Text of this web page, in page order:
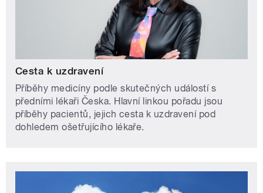
Cesta k uzdravení
Příběhy medicíny podle skutečných událostí s
předními lékaři Česka. Hlavní linkou pořadu jsou
příběhy pacientů, jejich cesta k uzdravení pod
dohledem ošetřujícího lékaře.